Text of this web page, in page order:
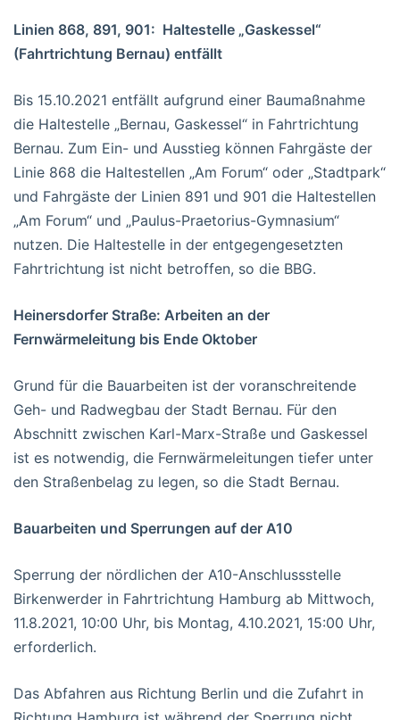
Linien 868, 891, 901: Haltestelle „Gaskessel“
(Fahrtrichtung Bernau) entfällt
Bis 15.10.2021 entfällt aufgrund einer Baumaßnahme
die Haltestelle „Bernau, Gaskessel“ in Fahrtrichtung
Bernau. Zum Ein- und Ausstieg können Fahrgäste der
Linie 868 die Haltestellen „Am Forum“ oder „Stadtpark“
und Fahrgäste der Linien 891 und 901 die Haltestellen
„Am Forum“ und „Paulus-Praetorius-Gymnasium“
nutzen. Die Haltestelle in der entgegengesetzten
Fahrtrichtung ist nicht betroffen, so die BBG.
Heinersdorfer Straße: Arbeiten an der
Fernwärmeleitung bis Ende Oktober
Grund für die Bauarbeiten ist der voranschreitende
Geh- und Radwegbau der Stadt Bernau. Für den
Abschnitt zwischen Karl-Marx-Straße und Gaskessel
ist es notwendig, die Fernwärmeleitungen tiefer unter
den Straßenbelag zu legen, so die Stadt Bernau.
Bauarbeiten und Sperrungen auf der A10
Sperrung der nördlichen der A10-Anschlussstelle
Birkenwerder in Fahrtrichtung Hamburg ab Mittwoch,
11.8.2021, 10:00 Uhr, bis Montag, 4.10.2021, 15:00 Uhr,
erforderlich.
Das Abfahren aus Richtung Berlin und die Zufahrt in